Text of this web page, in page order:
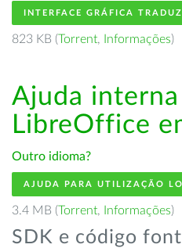
INTERFACE GRÁFICA
823 KB (Torrent, Informações)
Ajuda
LibreOffice
Outro idioma?
AJUDA PARA UTILIZAÇÃO
3.4 MB (Torrent, Informações)
SDK e código